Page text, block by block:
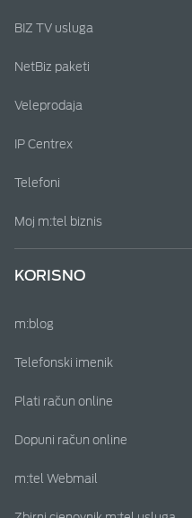
BIZ TV usluga
NetBiz paketi
Veleprodaja
IP Centrex
Telefoni
Moj m:tel biznis
KORISNO
m:blog
Telefonski imenik
Plati račun online
Dopuni račun online
m:tel Webmail